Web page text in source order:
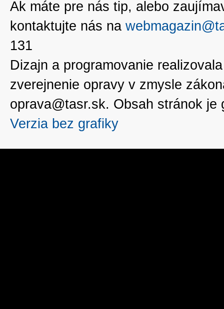
Ak máte pre nás tip, alebo
kontaktujte nás na
131
Dizajn a programovanie
zverejnenie opravy v zmysle
oprava@tasr.sk. Obsah stránok
Verzia bez grafiky